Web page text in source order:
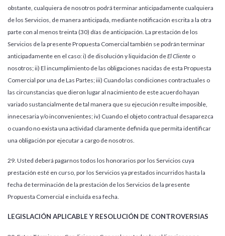
obstante, cualquiera de nosotros podrá terminar anticipadamente cualquiera
de los Servicios, de manera anticipada, mediante notificación escrita a la otra
parte con al menos treinta (30) días de anticipación. La prestación de los
Servicios de la presente Propuesta Comercial también se podrán terminar
anticipadamente en el caso: i) de disolución y liquidación deEl Cliente o
nosotros; ii) El incumplimiento de las obligaciones nacidas de esta Propuesta
Comercial por una de Las Partes; iii) Cuando las condiciones contractuales o
las circunstancias que dieron lugar al nacimiento de este acuerdo hayan
variado sustancialmente de tal manera que su ejecución resulte imposible,
innecesaria y/o inconvenientes; iv) Cuando el objeto contractual desaparezca
o cuando no exista una actividad claramente definida que permita identificar
una obligación por ejecutar a cargo de nosotros.
29. Usted deberá pagarnos todos los honorarios por los Servicios cuya
prestación esté en curso, por los Servicios ya prestados incurridos hasta la
fecha de terminación de la prestación de los Servicios de la presente
Propuesta Comercial e incluida esa fecha.
LEGISLACIÓN APLICABLE Y RESOLUCIÓN DE CONTROVERSIAS